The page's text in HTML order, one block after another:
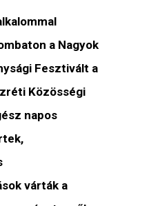
a Nagyok
Fesztivált a
Közösségi
napos
várták a